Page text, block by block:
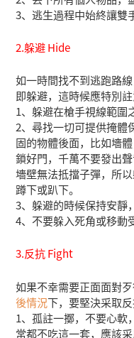
3、逃生過程中始終讓雙
2.躲避 Hide
如一時間找不到逃跑路
即躲避，這時候應特別註
1、躲避在槍手視線範圍
2、尋找一切可提供掩體
固的物體後面，比如墻
鎖好門，千萬不要發出
墻壁無法抵擋子彈，所
蹲下或趴下。
3、躲避的時候保持安靜
4、不要躲入死角或移動
3.反抗 Fight
如果不幸需要正面面對
後情況下，要堅決采取反
1、孤註一擲，不要心軟
常都不吃這一套，應該